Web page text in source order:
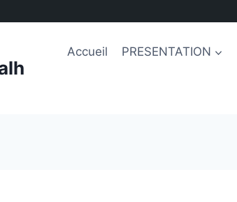
Accueil PRESENTATION